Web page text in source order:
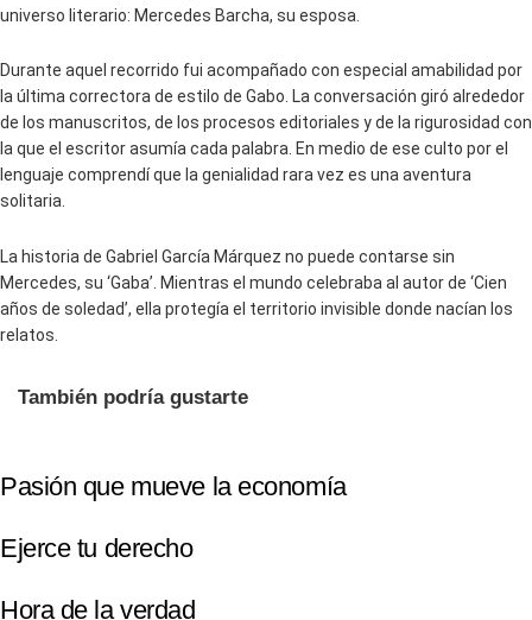
universo literario: Mercedes Barcha, su esposa.
Durante aquel recorrido fui acompañado con especial amabilidad por
la última correctora de estilo de Gabo. La conversación giró alrededor
de los manuscritos, de los procesos editoriales y de la rigurosidad con
la que el escritor asumía cada palabra. En medio de ese culto por el
lenguaje comprendí que la genialidad rara vez es una aventura
solitaria.
La historia de Gabriel García Márquez no puede contarse sin
Mercedes, su ‘Gaba’. Mientras el mundo celebraba al autor de ‘Cien
años de soledad’, ella protegía el territorio invisible donde nacían los
relatos.
También podría gustarte
Pasión que mueve la economía
Ejerce tu derecho
Hora de la verdad